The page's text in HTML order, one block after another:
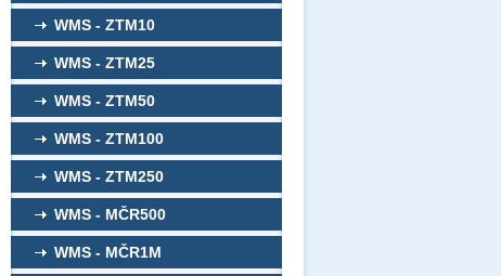
WMS - ZTM10
WMS - ZTM25
WMS - ZTM50
WMS - ZTM100
WMS - ZTM250
WMS - MČR500
WMS - MČR1M